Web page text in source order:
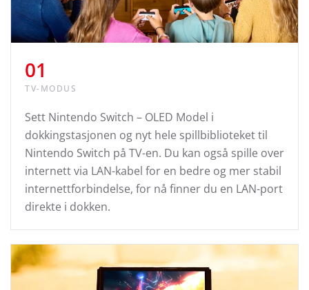
01
TV-MODUS
Sett Nintendo Switch – OLED Model i
dokkingstasjonen og nyt hele spillbiblioteket til
Nintendo Switch på TV-en. Du kan også spille over
internett via LAN-kabel for en bedre og mer stabil
internettforbindelse, for nå finner du en LAN-port
direkte i dokken.